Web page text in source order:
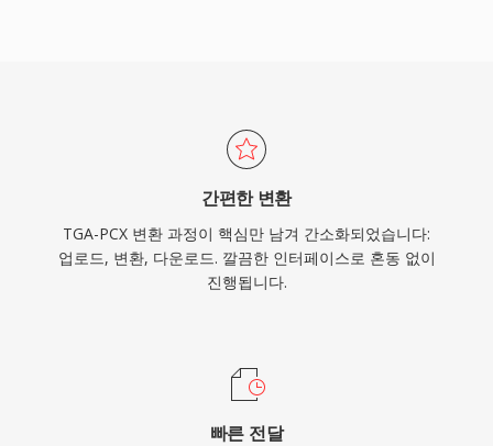
간편한 변환
TGA-PCX 변환 과정이 핵심만 남겨 간소화되었습니다:
업로드, 변환, 다운로드. 깔끔한 인터페이스로 혼동 없이
진행됩니다.
빠른 전달